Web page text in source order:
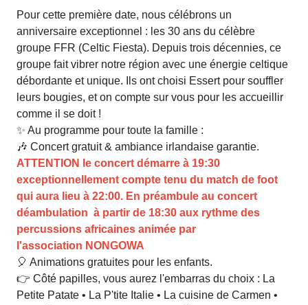
Pour cette première date, nous célébrons un
anniversaire exceptionnel : les 30 ans du célèbre
groupe FFR (Celtic Fiesta). Depuis trois décennies, ce
groupe fait vibrer notre région avec une énergie celtique
débordante et unique. Ils ont choisi Essert pour souffler
leurs bougies, et on compte sur vous pour les accueillir
comme il se doit !
✨ Au programme pour toute la famille :
🎶 Concert gratuit & ambiance irlandaise garantie.
ATTENTION le concert démarre à 19:30
exceptionnellement compte tenu du match de foot
qui aura lieu à 22:00. En préambule au concert
déambulation à partir de 18:30 aux rythme des
percussions africaines animée par
l'association NONGOWA
🎈 Animations gratuites pour les enfants.
👉 Côté papilles, vous aurez l'embarras du choix : La
Petite Patate • La P'tite Italie • La cuisine de Carmen •